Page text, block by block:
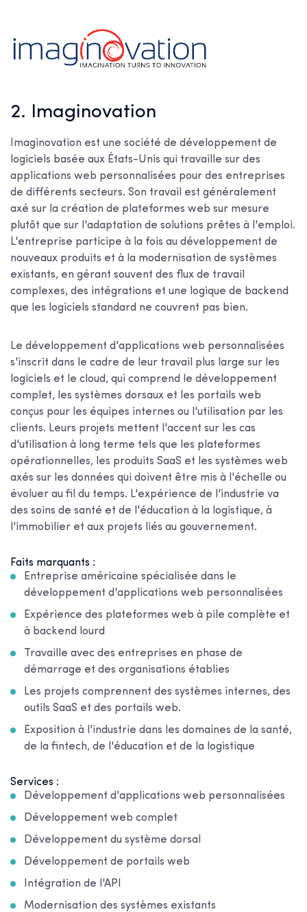
2. Imaginovation
Imaginovation est une société de développement de
logiciels basée aux États-Unis qui travaille sur des
applications web personnalisées pour des entreprises
de différents secteurs. Son travail est généralement
axé sur la création de plateformes web sur mesure
plutôt que sur l'adaptation de solutions prêtes à l'emploi.
L'entreprise participe à la fois au développement de
nouveaux produits et à la modernisation de systèmes
existants, en gérant souvent des flux de travail
complexes, des intégrations et une logique de backend
que les logiciels standard ne couvrent pas bien.
Le développement d'applications web personnalisées
s'inscrit dans le cadre de leur travail plus large sur les
logiciels et le cloud, qui comprend le développement
complet, les systèmes dorsaux et les portails web
conçus pour les équipes internes ou l'utilisation par les
clients. Leurs projets mettent l'accent sur les cas
d'utilisation à long terme tels que les plateformes
opérationnelles, les produits SaaS et les systèmes web
axés sur les données qui doivent être mis à l'échelle ou
évoluer au fil du temps. L'expérience de l'industrie va
des soins de santé et de l'éducation à la logistique, à
l'immobilier et aux projets liés au gouvernement.
Faits marquants :
Entreprise américaine spécialisée dans le
développement d'applications web personnalisées
Expérience des plateformes web à pile complète et
à backend lourd
Travaille avec des entreprises en phase de
démarrage et des organisations établies
Les projets comprennent des systèmes internes, des
outils SaaS et des portails web.
Exposition à l'industrie dans les domaines de la santé,
de la fintech, de l'éducation et de la logistique
Services :
Développement d'applications web personnalisées
Développement web complet
Développement du système dorsal
Développement de portails web
Intégration de l'API
Modernisation des systèmes existants